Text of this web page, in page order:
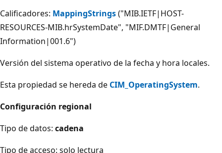
Calificadores: MappingStrings("MIB.IETF|HOST-
RESOURCES-MIB.hrSystemDate", "MIF.DMTF|General
Information|001.6")
Versión del sistema operativo de la fecha y hora locales.
Esta propiedad se hereda de CIM_OperatingSystem.
Configuración regional
Tipo de datos: cadena
Tipo de acceso: solo lectura